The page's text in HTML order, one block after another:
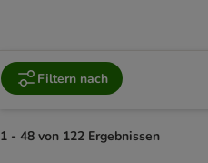
Filtern nach
1 - 48 von 122 Ergebnissen